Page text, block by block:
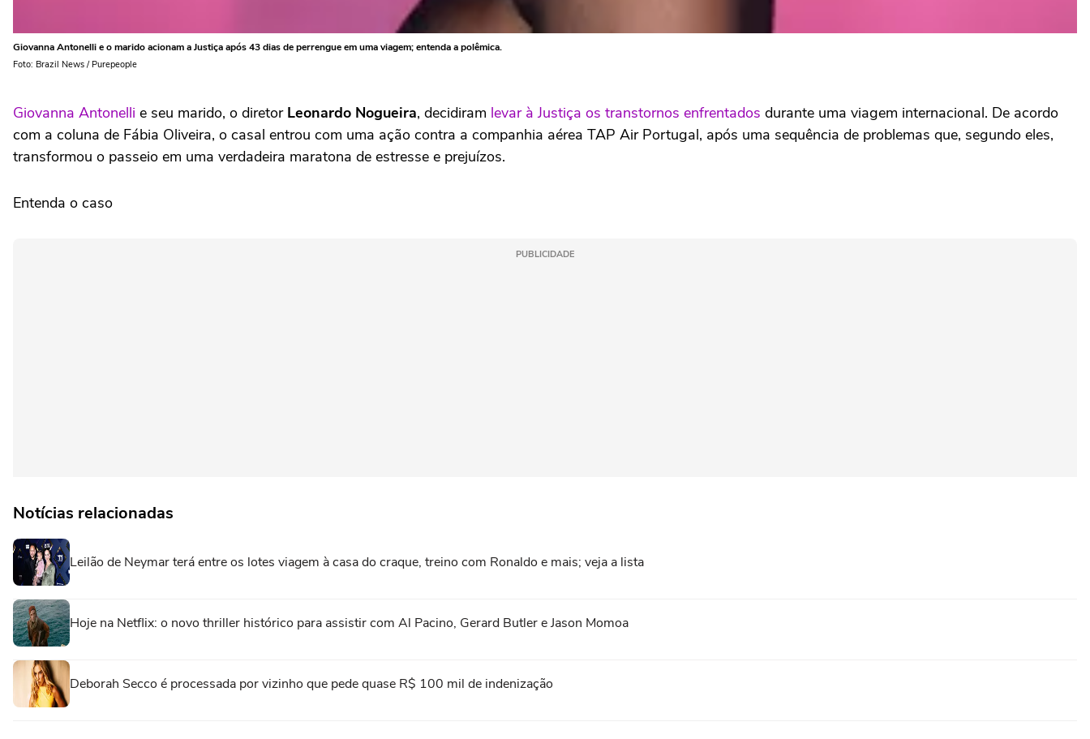
Giovanna Antonelli e o marido acionam a Justiça após 43 dias de perrengue em uma viagem; entenda a polêmica.
Foto: Brazil News / Purepeople
Giovanna Antonelli e seu marido, o diretor Leonardo Nogueira, decidiram levar à Justiça os transtornos enfrentados durante uma viagem internacional. De acordo
com a coluna de Fábia Oliveira, o casal entrou com uma ação contra a companhia aérea TAP Air Portugal, após uma sequência de problemas que, segundo eles,
transformou o passeio em uma verdadeira maratona de estresse e prejuízos.
Entenda o caso
PUBLICIDADE
Notícias relacionadas
Leilão de Neymar terá entre os lotes viagem à casa do craque, treino com Ronaldo e mais; veja a lista
Hoje na Netflix: o novo thriller histórico para assistir com Al Pacino, Gerard Butler e Jason Momoa
Deborah Secco é processada por vizinho que pede quase R$ 100 mil de indenização